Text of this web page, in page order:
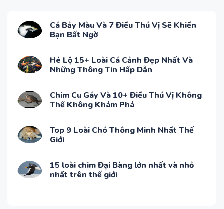
Cá Bảy Màu Và 7 Điều Thú Vị Sẽ Khiến
Bạn Bất Ngờ
Hé Lộ 15+ Loài Cá Cảnh Đẹp Nhất Và
Những Thông Tin Hấp Dẫn
Chim Cu Gáy Và 10+ Điều Thú Vị Không
Thể Không Khám Phá
Top 9 Loài Chó Thông Minh Nhất Thế
Giới
15 loài chim Đại Bàng lớn nhất và nhỏ
nhất trên thế giới